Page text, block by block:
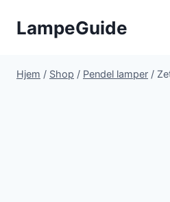
LampeGuide
Hjem / Shop / Pendel lamper /